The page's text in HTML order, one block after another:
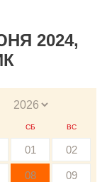
2024,
СБ ВС
01 02
08 09